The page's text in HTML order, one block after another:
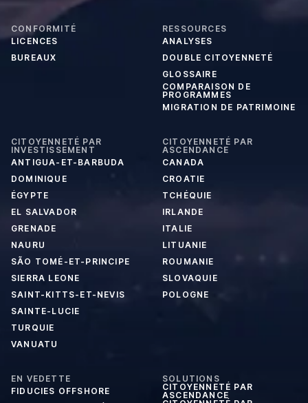
CONFORMITÉ
LICENCES
BUREAUX
RESSOURCES
ANALYSES
DOUBLE CITOYENNETÉ
GLOSSAIRE
COMPARAISON DE
PROGRAMMES
MIGRATION DE PATRIMOINE
CITOYENNETÉ PAR
INVESTISSEMENT
ANTIGUA-ET-BARBUDA
DOMINIQUE
ÉGYPTE
EL SALVADOR
GRENADE
NAURU
SÃO TOMÉ-ET-PRINCIPE
SIERRA LEONE
SAINT-KITTS-ET-NEVIS
SAINTE-LUCIE
TURQUIE
VANUATU
CITOYENNETÉ PAR
ASCENDANCE
CANADA
CROATIE
TCHÉQUIE
IRLANDE
ITALIE
LITUANIE
ROUMANIE
SLOVAQUIE
POLOGNE
EN VEDETTE
FIDUCIES OFFSHORE
SOLUTIONS
CITOYENNETÉ PAR
ASCENDANCE